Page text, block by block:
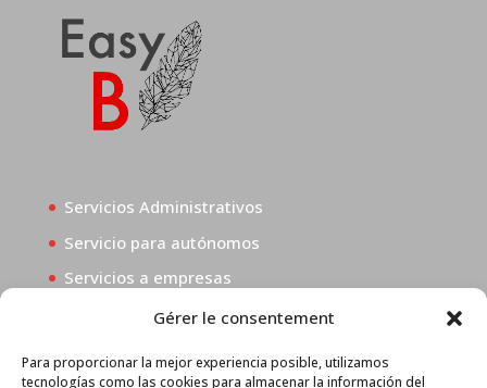
Gérer le consentement
Para proporcionar la mejor experiencia posible, utilizamos
tecnologías como las cookies para almacenar la información del
Servicios Administrativos
Servicio para autónomos
Servicios a empresas
En Easy-B (EasyB Consulting Services SL), creemos